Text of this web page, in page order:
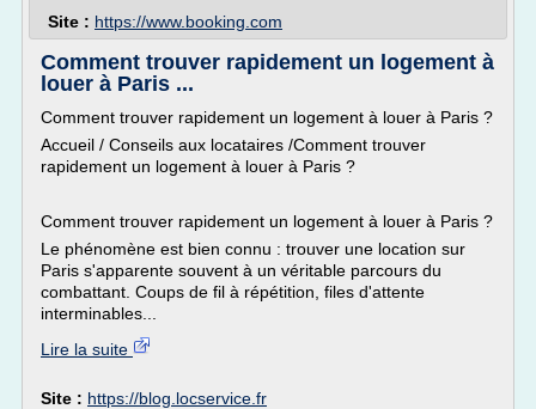
Site : https://www.booking.com
Comment trouver rapidement un logement à
louer à Paris ...
Comment trouver rapidement un logement à louer à Paris ?
Accueil / Conseils aux locataires /Comment trouver
rapidement un logement à louer à Paris ?
Comment trouver rapidement un logement à louer à Paris ?
Le phénomène est bien connu : trouver une location sur
Paris s'apparente souvent à un véritable parcours du
combattant. Coups de fil à répétition, files d'attente
interminables...
Lire la suite
Site : https://blog.locservice.fr